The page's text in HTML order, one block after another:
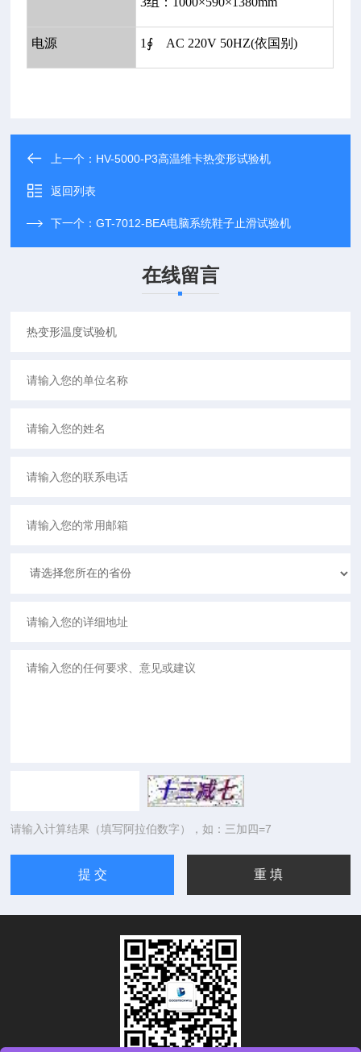
电源 1∮ AC 220V 50HZ(依国别)
上一个： HV-5000-P3高温维卡热变形试验机
返回列表
下一个：GT-7012-BEA电脑系统鞋子止滑试验机
在线留言
请输入计算结果（填写阿拉伯数字），如：三加四=7